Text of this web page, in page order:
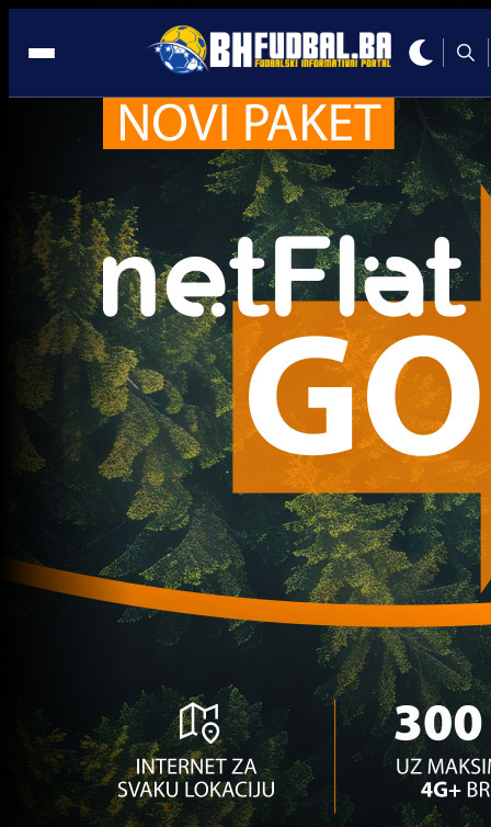
ženski fudbal
Trenutno nema novosti za navedeni tag.
Najčitanije Najnovije
A Selekcija
Sve je gotovo: Edin Džeko donio
odluku, evo gdje nastavlja
1 sedmica 5 dan
A Selekcija
Ovo niko nije očekivao: Nikola
Vasilj iznenadio izborom novog
kluba!
3 sedmica 6 dan
A Selekcija
Jovo Lukić ima novi klub: Trener
Cluja praktično potvrdio veliki
transfer!
3 dan 23 h
A Selekcija